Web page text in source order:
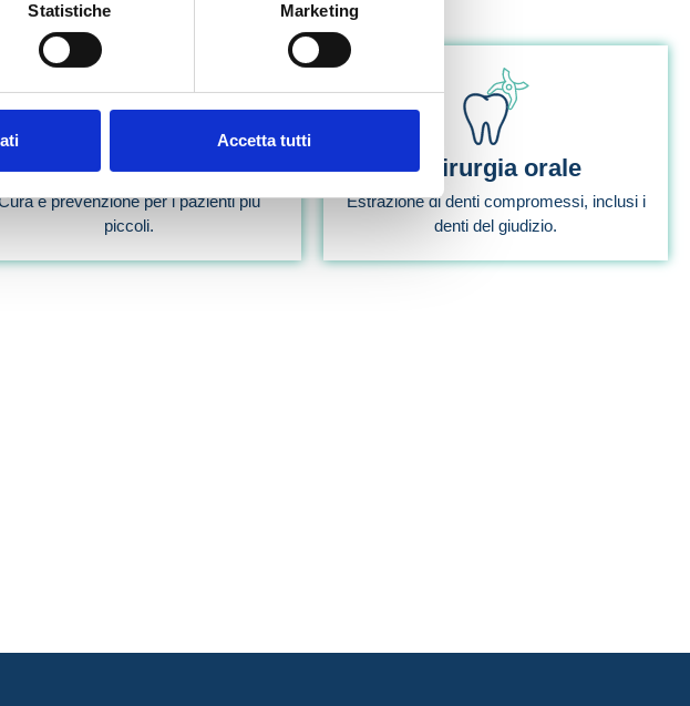
Statistiche Marketing
Accetta tutti
Pedodonzia
e prevenzione per i pazienti più
piccoli.
Chirurgia orale
Estrazione di denti compromessi, inclusi i
denti del giudizio.